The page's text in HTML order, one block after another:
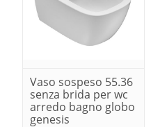
Vaso sospeso 55.36
senza brida per wc
arredo bagno globo
genesis